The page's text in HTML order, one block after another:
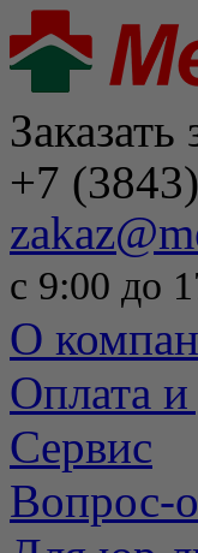
Заказать
+7
с 9:00 до
О
Оплата и
Сервис
Вопрос-